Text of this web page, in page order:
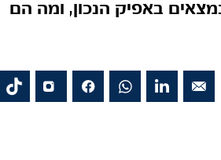
באפיק הנכון, ומה הם